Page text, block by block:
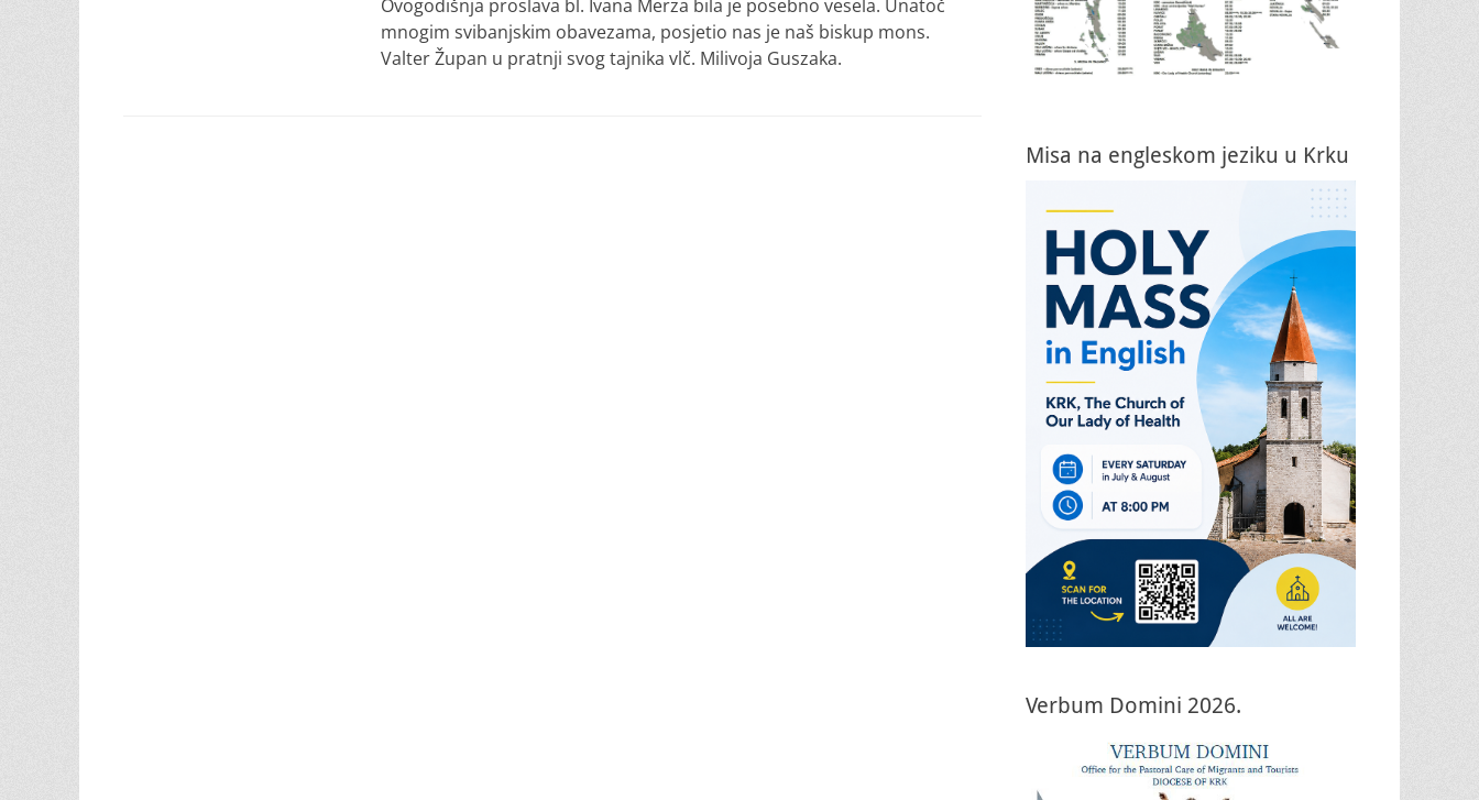
Ovogodišnja proslava bl. Ivana Merza bila je posebno vesela. Unatoč
mnogim svibanjskim obavezama, posjetio nas je naš biskup mons.
Valter Župan u pratnji svog tajnika vlč. Milivoja Guszaka.
Misa na engleskom jeziku u Krku
Verbum Domini 2026.